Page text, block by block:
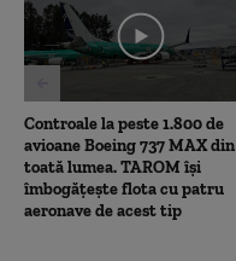
24
seconds
Controale la peste 1.800 de
avioane Boeing 737 MAX din
toată lumea. TAROM își
îmbogățește flota cu patru
aeronave de acest tip